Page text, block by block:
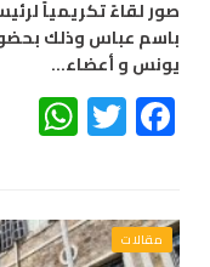
صور لقاءً تكريمياً
باسم عباس وذلك
يونس و أعضاء…
Facebook
Twitter
مقالات